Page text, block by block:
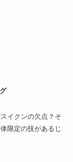
イクンの欠点？そ
限定の技があるじ